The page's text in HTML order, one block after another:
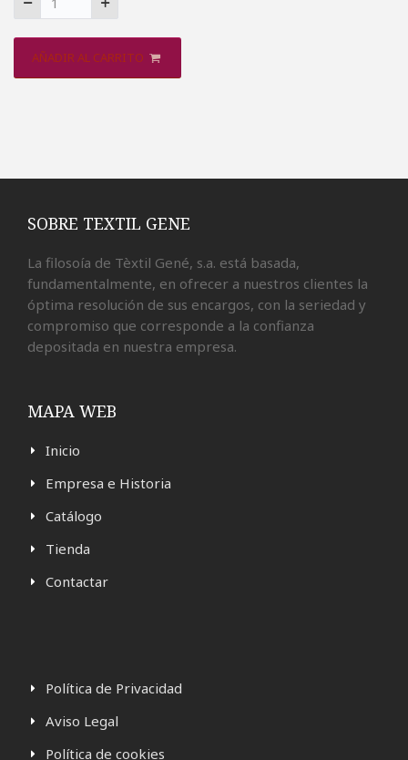
AÑADIR AL CARRITO
SOBRE TEXTIL GENE
La filosoía de Tèxtil Gené, s.a. está basada,
fundamentalmente, en ofrecer a nuestros clientes la
óptima resolución de sus encargos, con la seriedad y
compromiso que corresponde a la confianza
depositada en nuestra empresa.
MAPA WEB
Inicio
Empresa e Historia
Catálogo
Tienda
Contactar
Política de Privacidad
Aviso Legal
Política de cookies